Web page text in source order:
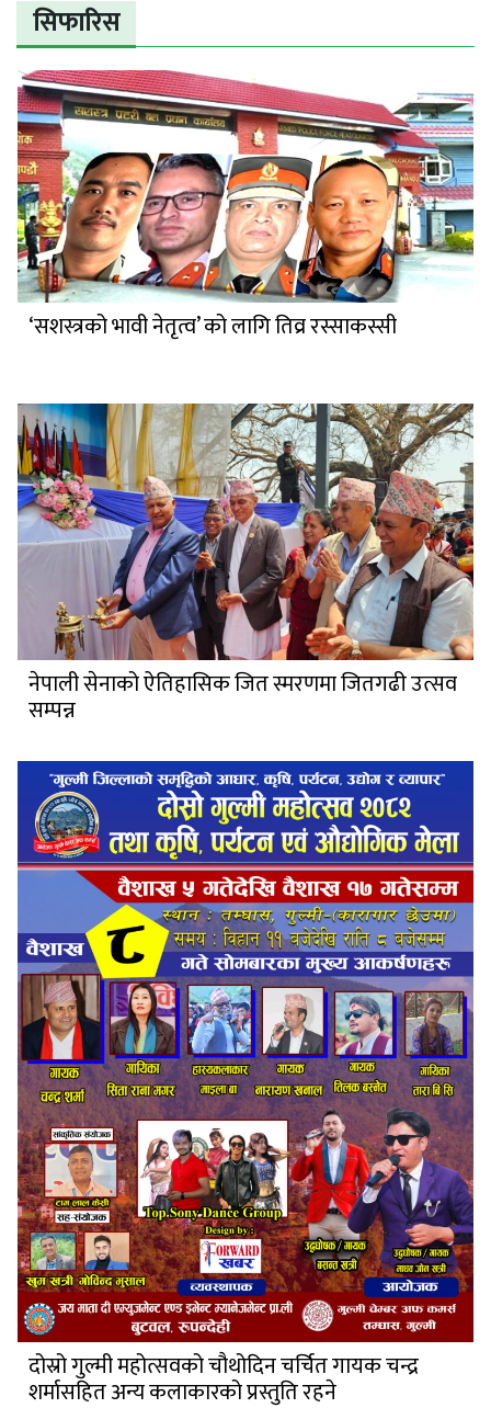
सिफारिस
‘सशस्त्रको भावी नेतृत्व’ को लागि तिव्र रस्साकस्सी
नेपाली सेनाको ऐतिहासिक जित स्मरणमा जितगढी उत्सव
सम्पन्न
दोस्रो गुल्मी महोत्सवको चौथोदिन चर्चित गायक चन्द्र
शर्मासहित अन्य कलाकारको प्रस्तुति रहने